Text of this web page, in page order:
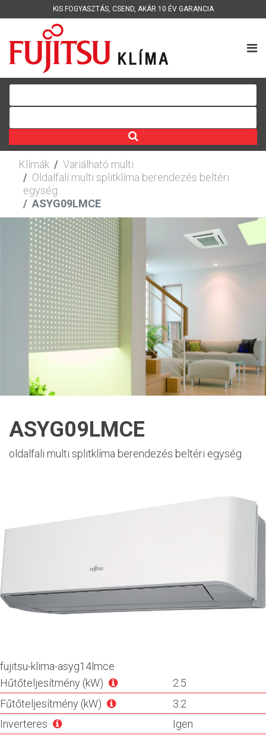
KIS FOGYASZTÁS, CSEND, AKÁR 10 ÉV GARANCIA
Klímák
Variálható multi
Oldalfali multi splitklíma berendezés beltéri
egység
ASYG09LMCE
ASYG09LMCE
oldalfali multi splitklíma berendezés beltéri egység
fujitsu-klima-asyg14lmce
Hűtőteljesítmény (kW)
2.5
Fűtőteljesítmény (kW)
3.2
Inverteres
Igen